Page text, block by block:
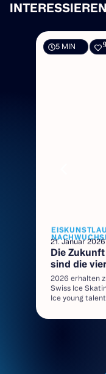
INTERESSIEREN
5 MIN 9
21. Januar 2026
Die
sind die
Art on Ice
2026 erhalten
Swiss Ice
Ice young